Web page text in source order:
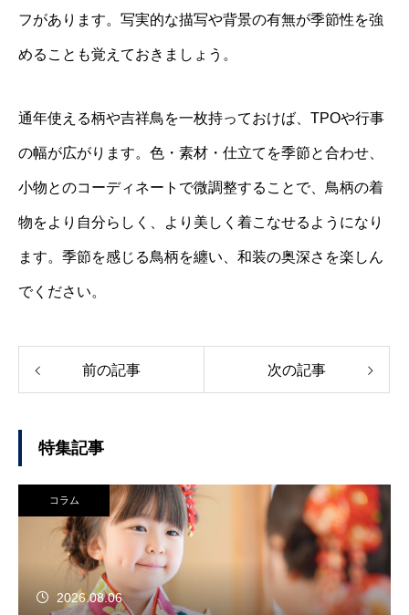
フがあります。写実的な描写や背景の有無が季節性を強
めることも覚えておきましょう。
通年使える柄や吉祥鳥を一枚持っておけば、TPOや行事
の幅が広がります。色・素材・仕立てを季節と合わせ、
小物とのコーディネートで微調整することで、鳥柄の着
物をより自分らしく、より美しく着こなせるようになり
ます。季節を感じる鳥柄を纏い、和装の奥深さを楽しん
でください。
前の記事 次の記事
特集記事
コラム
2026.08.06